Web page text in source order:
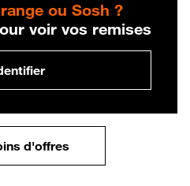
ou Sosh ?
voir vos remises
d'offres